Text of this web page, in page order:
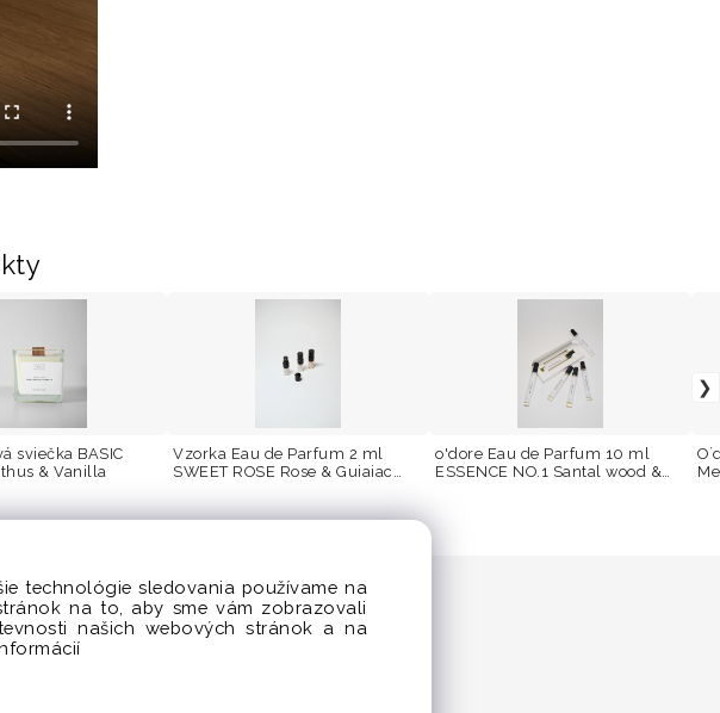
sviečka BASIC
& Vanilla
Vzorka Eau de Parfum 2 ml
SWEET ROSE Rose & Guiaiac
o'dore Eau de Parfum 10 ml
ESSENCE NO.1 Santal wood &
Me
technológie sledovania používame na
na to, aby sme vám zobrazovali
našich webových stránok a na